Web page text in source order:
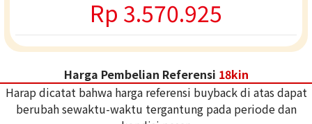
Rp 3.570.925
Harga Pembelian Referensi 18kin
Harap dicatat bahwa harga referensi buyback di atas dapat
berubah sewaktu-waktu tergantung pada periode dan